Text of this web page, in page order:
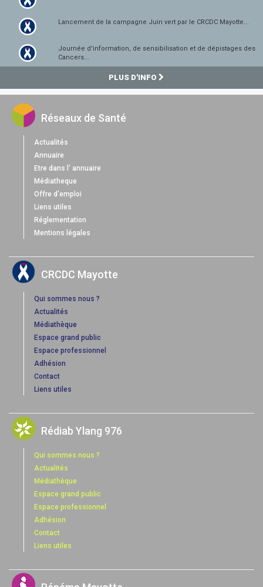
Lancement de la campagne Juin vert par le CRCDC Mayotte...
Journée d'information, de sensibilisation et de dépistages des
Cancers...
PLUS D'INFO
Réseaux de Santé
Actualités
Annuaire
Etre dans l' annuaire
Médiatheque
Offre d'emploi
Liens utiles
Réglementation
Mentions légales
CRCDC Mayotte
Qui sommes nous ?
Actualités
Médiathèque
Espace grand public
Espace professionnel
Adhésion
Contact
Liens utiles
Rédiab Ylang 976
Qui sommes nous ?
Actualités
Médiathèque
Espace grand public
Espace professionnel
Adhésion
Contact
Liens utiles